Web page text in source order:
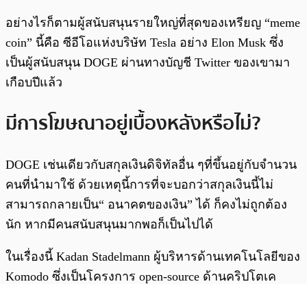
อย่างไรก็ตามผู้สนับสนุนรายใหญ่ที่สุดของเหรียญ “meme
coin” นี้คือ ซีอีโอแห่งบริษัท Tesla อย่าง Elon Musk ซึ่ง
เป็นผู้สนับสนุน DOGE ผ่านทางบัญชี Twitter ของเขามา
เกือบปีแล้ว
มีการโฆษณาอยู่เบื้องหลังหรือไม่?
DOGE เช่นเดียวกับสกุลเงินดิจิทัลอื่น ๆที่ขึ้นอยู่กับจำนวน
คนที่นำมาใช้ ด้วยเหตุนี้การที่จะบอกว่าสกุลเงินนี้ไม่
สามารถกลายเป็น“ อนาคตของเงิน” ได้ ก็คงไม่ถูกต้อง
นัก หากมีคนสนับสนุนมากพอก็เป็นไปได้
ในเรื่องนี้ Kadan Stadelmann ผู้บริหารด้านเทคโนโลยีของ
Komodo ซึ่งเป็นโครงการ open-source ด้านคริปโตเค